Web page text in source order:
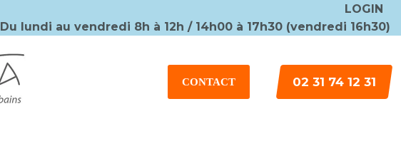
LOGIN
Du lundi au vendredi 8h à 12h / 14h00 à 17h30 (vendredi 16h30)
CONTACT 02 31 74 12 31